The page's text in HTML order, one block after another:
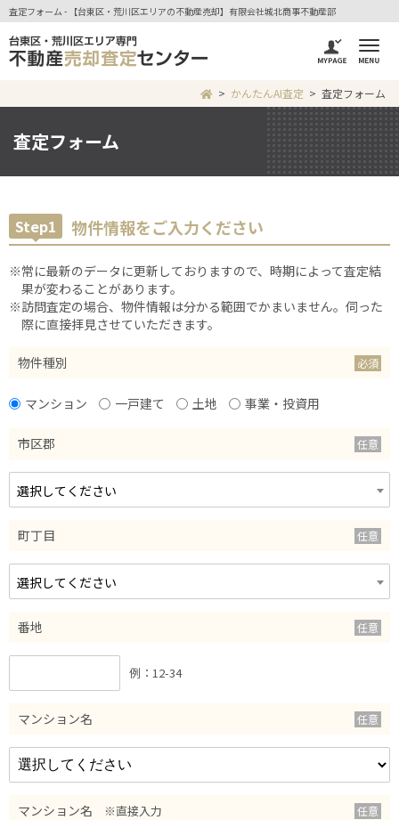
査定フォーム - 【台東区・荒川区エリアの不動産売却】有限会社城北商事不動産部
かんたんAI査定 査定フォーム
査定フォーム
Step1 物件情報をご入力ください
※常に最新のデータに更新しておりますので、時期によって査定結
果が変わることがあります。
※訪問査定の場合、物件情報は分かる範囲でかまいません。伺った
際に直接拝見させていただきます。
物件種別
マンション 一戸建て 土地 事業・投資用
市区郡
選択してください
町丁目
選択してください
番地
例：12-34
マンション名
マンション名 ※直接入力